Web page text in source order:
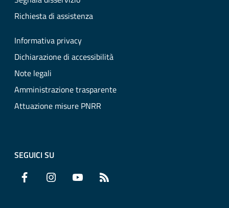
Richiesta di assistenza
Informativa privacy
Dichiarazione di accessibilità
Note legali
Amministrazione trasparente
Attuazione misure PNRR
SEGUICI SU
Facebook Instagram YouTube